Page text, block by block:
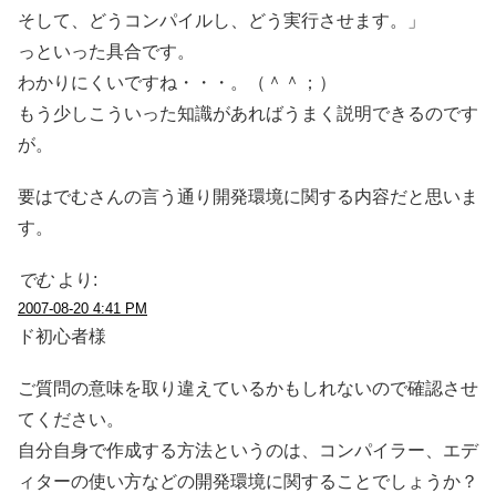
そして、どうコンパイルし、どう実行させます。」
っといった具合です。
わかりにくいですね・・・。（＾＾；）
もう少しこういった知識があればうまく説明できるのです
が。
要はでむさんの言う通り開発環境に関する内容だと思いま
す。
でむ より:
2007-08-20 4:41 PM
ド初心者様
ご質問の意味を取り違えているかもしれないので確認させ
てください。
自分自身で作成する方法というのは、コンパイラー、エデ
ィターの使い方などの開発環境に関することでしょうか？